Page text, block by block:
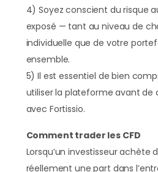
4) Soyez conscient du risque
exposé — tant au niveau de
individuelle que de votre
ensemble.
5) Il est essentiel de bien
utiliser la plateforme avant
avec Fortissio.
Comment trader les CFD
Lorsqu’un investisseur achète
réellement une part dans